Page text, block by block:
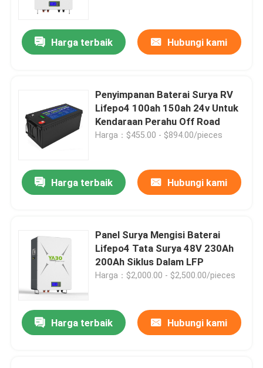
Harga terbaik Hubungi kami
Penyimpanan Baterai Surya RV
Lifepo4 100ah 150ah 24v Untuk
Kendaraan Perahu Off Road
Harga：$455.00 - $894.00/pieces
Harga terbaik Hubungi kami
Panel Surya Mengisi Baterai
Lifepo4 Tata Surya 48V 230Ah
200Ah Siklus Dalam LFP
Harga：$2,000.00 - $2,500.00/pieces
Harga terbaik Hubungi kami